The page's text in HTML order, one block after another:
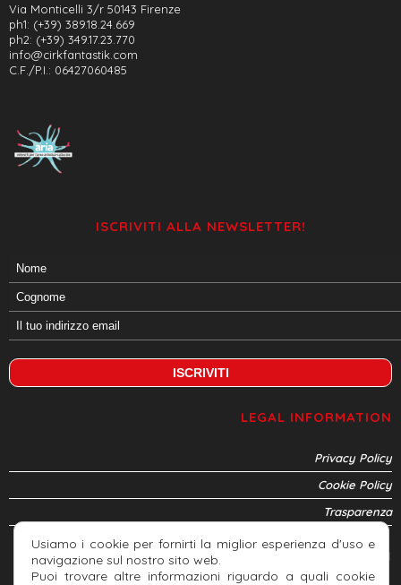
Via Monticelli 3/r 50143 Firenze
ph1: (+39) 389.18.24.669
ph2: (+39) 349.17.23.770
info@cirkfantastik.com
C.F./P.I.: 06427060485
ISCRIVITI ALLA NEWSLETTER!
LEGAL INFORMATION
Privacy Policy
Cookie Policy
Trasparenza
CONNETTITI
Usiamo i cookie per fornirti la miglior esperienza d'uso e
navigazione sul nostro sito web.
Puoi trovare altre informazioni riguardo a quali cookie